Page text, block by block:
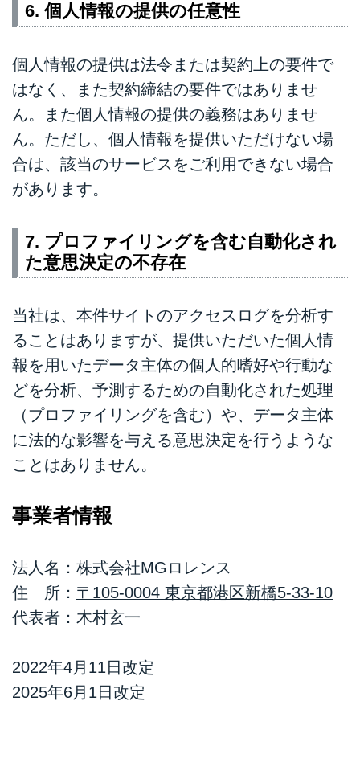
6. 個人情報の提供の任意性
個人情報の提供は法令または契約上の要件で
はなく、また契約締結の要件ではありませ
ん。また個人情報の提供の義務はありませ
ん。ただし、個人情報を提供いただけない場
合は、該当のサービスをご利用できない場合
があります。
7. プロファイリングを含む自動化され
た意思決定の不存在
当社は、本件サイトのアクセスログを分析す
ることはありますが、提供いただいた個人情
報を用いたデータ主体の個人的嗜好や行動な
どを分析、予測するための自動化された処理
（プロファイリングを含む）や、データ主体
に法的な影響を与える意思決定を行うような
ことはありません。
事業者情報
法人名：株式会社MGロレンス
住 所： 〒105-0004 東京都港区新橋5-33-10
代表者：木村玄一
2022年4月11日改定
2025年6月1日改定